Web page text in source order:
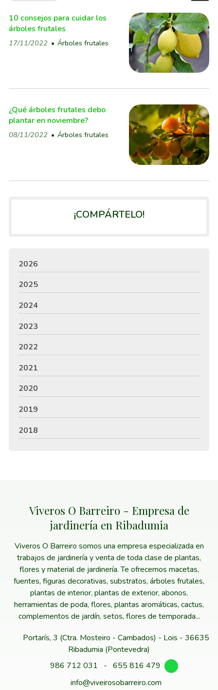
10 consejos para cuidar los
árboles frutales
17/11/2022 Árboles frutales
¿Qué árboles frutales debo
plantar en noviembre?
08/11/2022 Árboles frutales
¡COMPÁRTELO!
2026
2025
2024
2023
2022
2021
2020
2019
2018
Viveros O Barreiro - Empresa de
jardinería en Ribadumia
Viveros O Barreiro somos una empresa especializada en
trabajos de jardinería y venta de toda clase de plantas,
flores y material de jardinería. Te ofrecemos macetas,
fuentes, figuras decorativas, substratos, árboles frutales,
plantas de interior, plantas de exterior, abonos,
herramientas de poda, flores, plantas aromáticas, cactus,
complementos de jardín, setos, flores de temporada...
Portarís, 3 (Ctra. Mosteiro - Cambados) - Lois - 36635
Ribadumia (Pontevedra)
986 712 031
- 655 816 479
info@viveirosobarreiro.com